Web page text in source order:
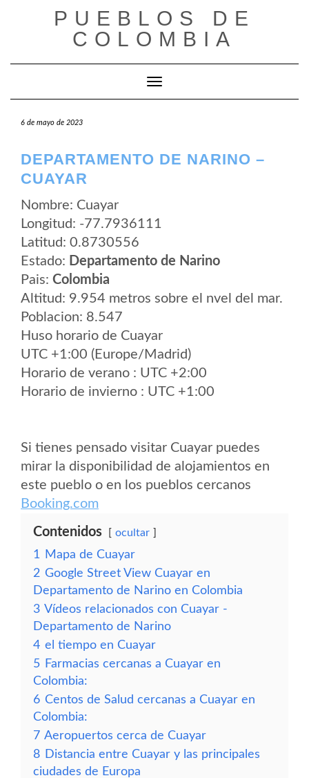
PUEBLOS DE
COLOMBIA
Cambiar modo de navegación
6 de mayo de 2023
DEPARTAMENTO DE NARINO –
CUAYAR
Nombre: Cuayar
Longitud: -77.7936111
Latitud: 0.8730556
Estado: Departamento de Narino
Pais: Colombia
Altitud: 9.954 metros sobre el nvel del mar.
Poblacion: 8.547
Huso horario de Cuayar
UTC +1:00 (Europe/Madrid)
Horario de verano : UTC +2:00
Horario de invierno : UTC +1:00
Si tienes pensado visitar Cuayar puedes
mirar la disponibilidad de alojamientos en
este pueblo o en los pueblos cercanos
Booking.com
Contenidos ocultar
1
Mapa de Cuayar
2 Google Street View Cuayar en
Departamento de Narino en Colombia
3 Vídeos relacionados con Cuayar -
Departamento de Narino
4 el tiempo en Cuayar
5 Farmacias cercanas a Cuayar en
Colombia:
6 Centos de Salud cercanas a Cuayar en
Colombia:
7 Aeropuertos cerca de Cuayar
8 Distancia entre Cuayar y las principales
ciudades de Europa